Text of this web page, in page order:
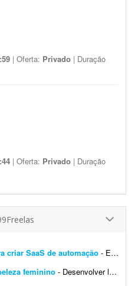
| Oferta: Privado | Duração
| Oferta: Privado | Duração
criar SaaS de automação - Estou procurando um desenvolvedor Full Stack para desenvolver um projeto do zero. O objetivo é criar um SaaS completo de automação para redes sociais, iniciando com um MVP robu...
feminino - Desenvolver landing page para salão de beleza feminino, com foco em agendamentos via WhatsApp. Deve conter: - Serviços - Galeria - Depoimentos - Localização - Design re...